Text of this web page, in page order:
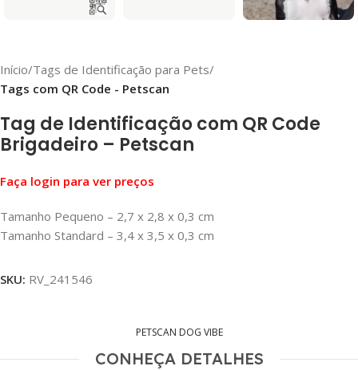
Início Tags de Identificação para Pets
Tags com QR Code - Petscan
Tag de Identificação com QR Code
Brigadeiro – Petscan
Faça login para ver preços
Tamanho Pequeno – 2,7 x 2,8 x 0,3 cm
Tamanho Standard – 3,4 x 3,5 x 0,3 cm
SKU: RV_241546
PETSCAN DOG VIBE
CONHEÇA DETALHES